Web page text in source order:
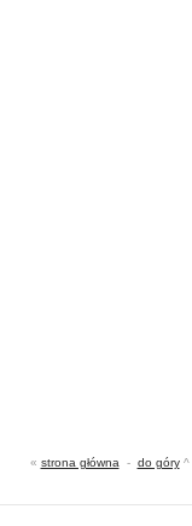
« strona główna - do góry^